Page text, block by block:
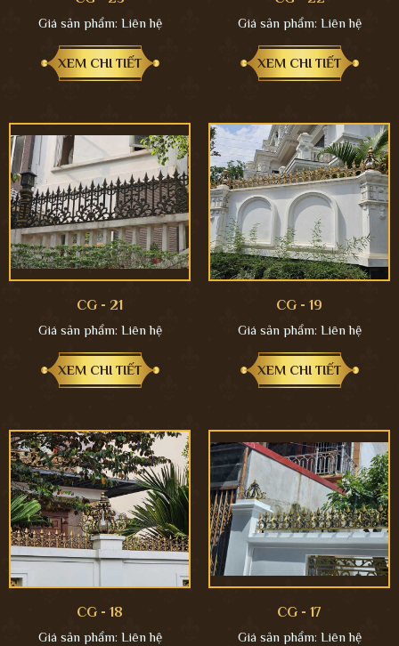
Giá sản phẩm: Liên hệ
XEM CHI TIẾT
Giá sản phẩm: Liên hệ
XEM CHI TIẾT
CG - 21
Giá sản phẩm: Liên hệ
XEM CHI TIẾT
CG - 19
Giá sản phẩm: Liên hệ
XEM CHI TIẾT
CG - 18
Giá sản phẩm: Liên hệ
CG - 17
Giá sản phẩm: Liên hệ